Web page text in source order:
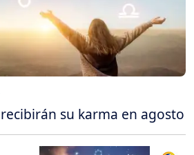
su karma en agosto